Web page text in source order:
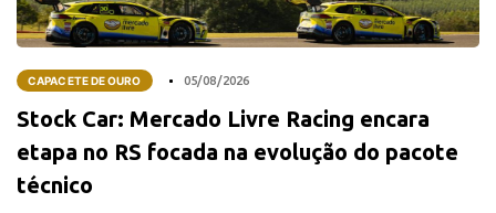
CAPACETE DE OURO 05/08/2026
Stock Car: Mercado Livre Racing encara
etapa no RS focada na evolução do pacote
técnico